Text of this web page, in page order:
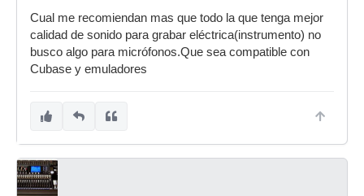
Cual me recomiendan mas que todo la que tenga mejor
calidad de sonido para grabar eléctrica(instrumento) no
busco algo para micrófonos.Que sea compatible con
Cubase y emuladores